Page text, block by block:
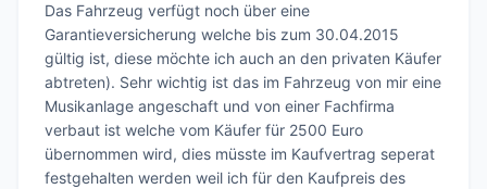
Das Fahrzeug verfügt noch über eine
Garantieversicherung welche bis zum 30.04.2015
gültig ist, diese möchte ich auch an den privaten Käufer
abtreten). Sehr wichtig ist das im Fahrzeug von mir eine
Musikanlage angeschaft und von einer Fachfirma
verbaut ist welche vom Käufer für 2500 Euro
übernommen wird, dies müsste im Kaufvertrag seperat
festgehalten werden weil ich für den Kaufpreis des